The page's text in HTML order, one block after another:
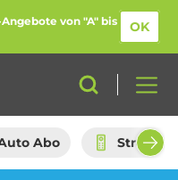
von "A" bis
OK
Abo